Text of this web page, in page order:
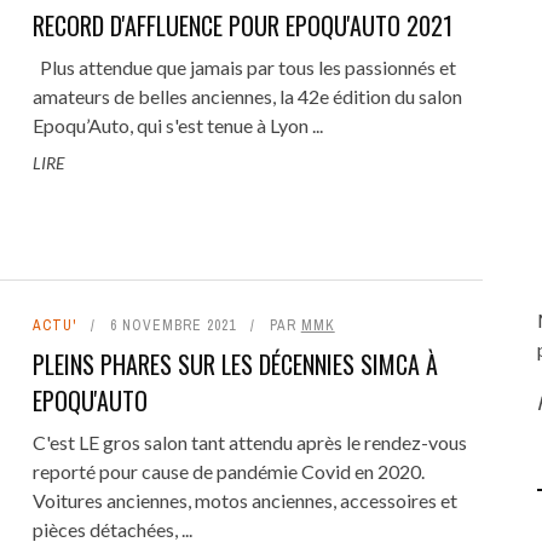
REMPLACEMENT VISCO-
ET CALORSTAT MERCEDES
1 AVRIL 2022 0
TUTO # 14 - RÉFECTION PARE-
ET BAS DE CAISSE MERCEDES
13 JANVIER 2022
WEEK 2023 : LES ANGES DE
FONT LEUR SHOW À ...
NATIONALE 7 - LA ROUTE
CHACUN ÉCRIT SA
REVIVAL GALERIE PHOTOS :
MOTORS À COUCHES (71),
1 MAI 2021 0
RECORD D'AFFLUENCE POUR EPOQU'AUTO 2021
Plus attendue que jamais par tous les passionnés et
amateurs de belles anciennes, la 42e édition du salon
Epoqu’Auto, qui s'est tenue à Lyon ...
LIRE
ACTU' 6 NOVEMBRE 2021 PAR MMK
PLEINS PHARES SUR LES DÉCENNIES SIMCA À
EPOQU'AUTO
C'est LE gros salon tant attendu après le rendez-vous
reporté pour cause de pandémie Covid en 2020.
Voitures anciennes, motos anciennes, accessoires et
pièces détachées, ...